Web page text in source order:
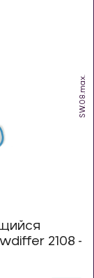
SW.08.max.
2108 -